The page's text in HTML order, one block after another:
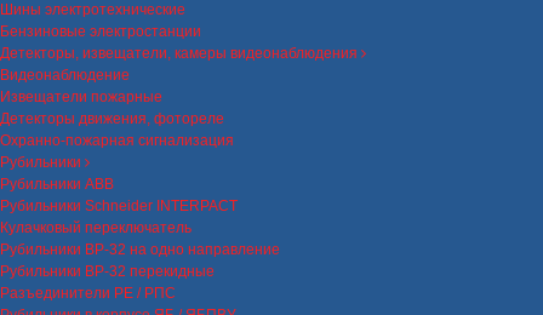
Шины электротехнические
Бензиновые электростанции
Детекторы, извещатели, камеры видеонаблюдения
Видеонаблюдение
Извещатели пожарные
Детекторы движения, фотореле
Охранно-пожарная сигнализация
Рубильники
Рубильники ABB
Рубильники Schneider INTERPACT
Кулачковый переключатель
Рубильники ВР-32 на одно направление
Рубильники ВР-32 перекидные
Разъединители РЕ / РПС